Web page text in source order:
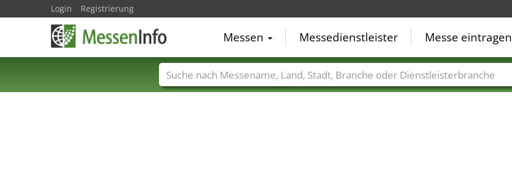
Login Registrierung
Messen Messedienstleister Messe eintragen
Messenamen Länder Städte Branchen Dienstleisterbranchen